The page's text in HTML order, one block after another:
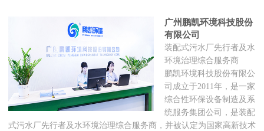
广州鹏凯环境科技股份
有限公司
装配式污水厂先行者及水
环境治理综合服务商
鹏凯环境科技股份有限公
司成立于2011年，是一家
综合性环保设备制造及系
统服务集团公司，是装配
式污水厂先行者及水环境治理综合服务商，并被认定为国家高新技术